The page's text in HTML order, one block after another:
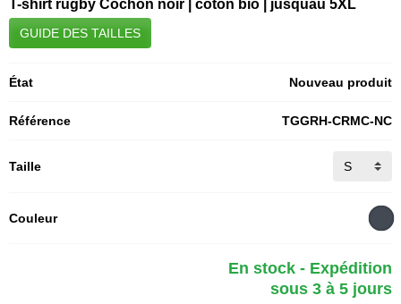
T-shirt rugby Cochon noir | coton bio | jusquau 5XL
GUIDE DES TAILLES
État Nouveau produit
Référence TGGRH-CRMC-NC
Taille
Couleur
En stock - Expédition
sous 3 à 5 jours